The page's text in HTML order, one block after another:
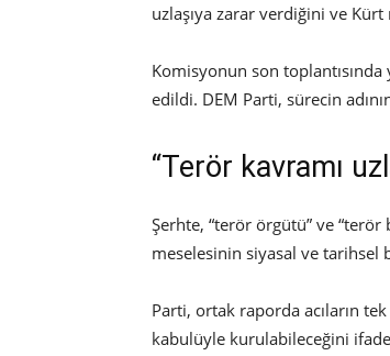
uzlaşıya zarar verdiğini ve Kürt
Komisyonun son
edildi. DEM Parti, sürecin
“Terör kavramı
Şerhte, “terör örgütü” ve
meselesinin siyasal ve tarihsel
Parti, ortak raporda acıların
kabulüyle kurulabileceğini